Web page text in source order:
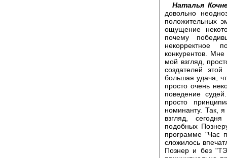
Наталья
довольно
положительных
ощущение
почему
некорректное
конкурентов.
мой взгляд,
создателей
большая удача,
просто очень
поведение
просто
номинанту. Так,
взгляд,
подобных
программе "Час
сложилось
Познер и без